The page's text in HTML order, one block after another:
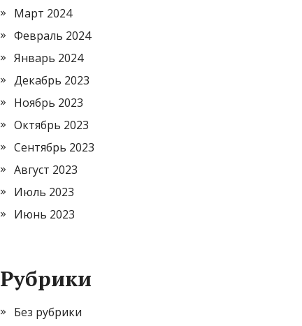
Март 2024
Февраль 2024
Январь 2024
Декабрь 2023
Ноябрь 2023
Октябрь 2023
Сентябрь 2023
Август 2023
Июль 2023
Июнь 2023
Рубрики
Без рубрики